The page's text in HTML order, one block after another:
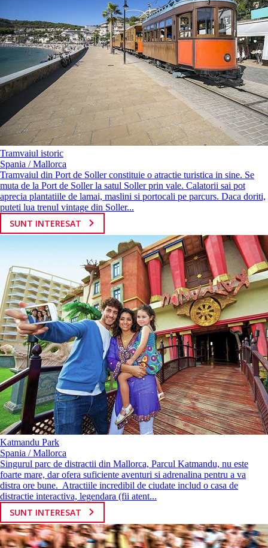
Tramvaiul istoric
Spania / Mallorca
Tramvaiul din Port de Soller constituie o atractie turistica in sine. Se
muta de la Port de Soller la satul Soller prin vale. Calatorii sai pot
aprecia plantatiile de lamai, maslini si portocali pe parcurs. Daca doriti,
puteti lua trenul vintage din Soller...
SUNT INTERESAT
Katmandu Park
Spania / Mallorca
Singurul parc de distractii din Mallorca, Parcul Katmandu, nu este
foarte mare, dar ofera suficiente aventuri si adrenalina pentru a va
distra ore bune. Atractiile incredibil de ciudate includ o casa de
distractie interactiva, legendara (fii atent...
SUNT INTERESAT